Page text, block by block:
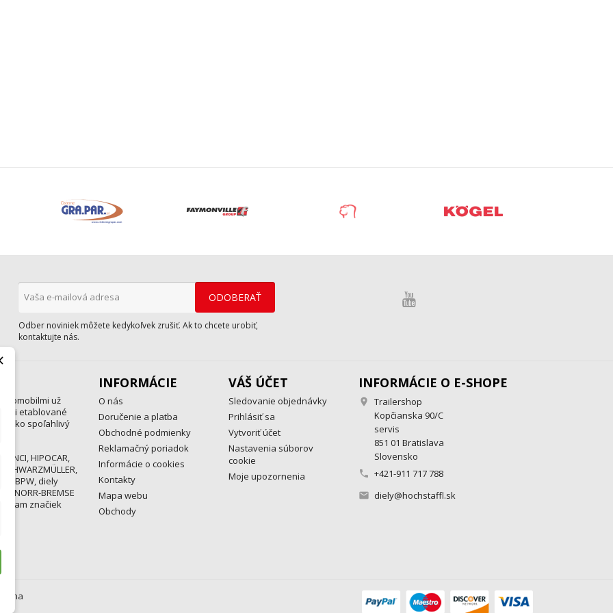
Odber noviniek môžete kedykoľvek zrušiť. Ak to chcete urobiť,
kontaktujte nás.
už
etablované
ako spoľahlivý
HIPOCAR,
BPW, diely
KNORR-BREMSE
značiek
INFORMÁCIE
O nás
Doručenie a platba
Obchodné podmienky
Reklamačný poriadok
Informácie o cookies
Kontakty
Mapa webu
Obchody
VÁŠ ÚČET
Sledovanie objednávky
Prihlásiť sa
Vytvoriť účet
Nastavenia súborov
cookie
Moje upozornenia
INFORMÁCIE O E-SHOPE

Trailershop
Kopčianska 90/C
servis
851 01 Bratislava
Slovensko
 +421-911 717 788
 diely@hochstaffl.sk